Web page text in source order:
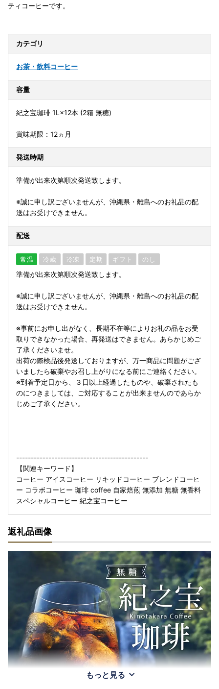
ティコーヒーです。
カテゴリ
お茶・飲料コーヒー
容量
紀之宝珈琲 1L×12本 (2箱 無糖)
賞味期限：12ヵ月
発送時期
準備が出来次第順次発送致します。
※誠に申し訳ございませんが、沖縄県・離島へのお礼品の配
送はお受けできません。
配送
常温 冷蔵 冷凍 定期 ギフト のし
準備が出来次第順次発送致します。
※誠に申し訳ございませんが、沖縄県・離島へのお礼品の配
送はお受けできません。
※事前にお申し出がなく、長期不在等によりお礼の品をお受
取りできなかった場合、再発送はできません。あらかじめご
了承くださいませ。
出荷の際検品後発送しておりますが、万一商品に問題がござ
いましたら破棄やお召し上がりになる前にご連絡ください。
※到着予定日から、３日以上経過したものや、破棄されたも
のにつきましては、ご対応することが出来ませんのであらか
じめご了承ください。
---------------------------------------------
【関連キーワード】
コーヒー アイスコーヒー リキッドコーヒー ブレンドコーヒ
ー コラボコーヒー 珈琲 coffee 自家焙煎 無添加 無糖 無香料
スペシャルコーヒー 紀之宝コーヒー
返礼品画像
もっと見る